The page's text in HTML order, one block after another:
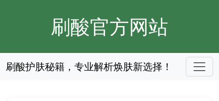
刷酸官方网站
刷酸护肤秘籍，专业解析焕肤新选择！